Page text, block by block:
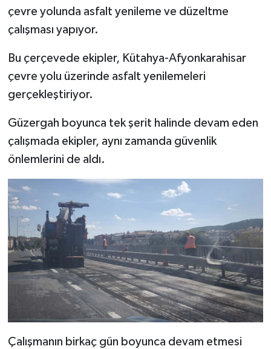
çevre yolunda asfalt yenileme ve düzeltme
çalışması yapıyor.
Bu çerçevede ekipler, Kütahya-Afyonkarahisar
çevre yolu üzerinde asfalt yenilemeleri
gerçekleştiriyor.
Güzergah boyunca tek şerit halinde devam eden
çalışmada ekipler, aynı zamanda güvenlik
önlemlerini de aldı.
Çalışmanın birkaç gün boyunca devam etmesi
Magazin
Otomobil
Pazarlar
Politika
Resmi İlan
Sağlık
Şaphane
Simav
Siyaset
Spor